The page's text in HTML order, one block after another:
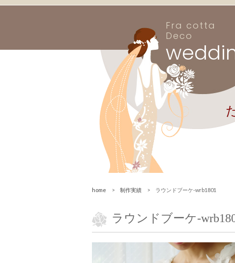
Fra cotta
Deco
home > 制作実績 > ラウンドブーケ-wrb1801
ラウンドブーケ-